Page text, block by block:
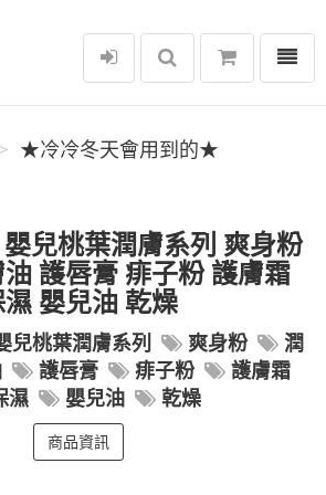
選單
★冷冷冬天會用到的★
兒桃葉潤膚系列 爽身粉
護唇膏 痱子粉 護膚霜
濕 嬰兒油 乾燥
兒桃葉潤膚系列 爽身粉
潤
護唇膏 痱子粉
護膚霜
濕
嬰兒油 乾燥
商品資訊